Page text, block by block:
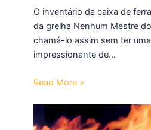
O inventário da caixa de
da grelha Nenhum Mestre
chamá-lo assim sem ter
impressionante de…
Read More »